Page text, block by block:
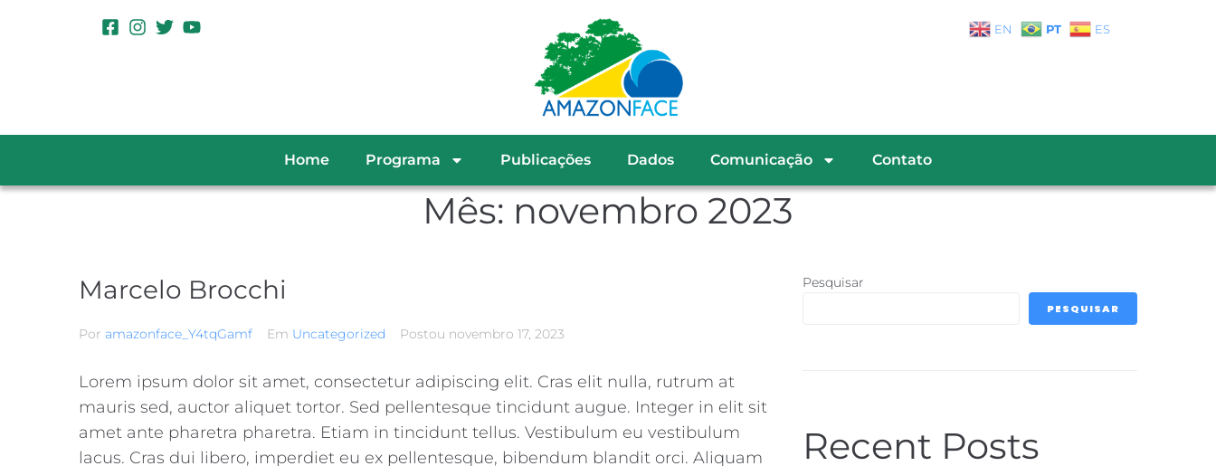
EN PT ES
Home Programa Publicações Dados Comunicação Contato
Mês: novembro 2023
Marcelo Brocchi
Por amazonface_Y4tqGamf Em Uncategorized Postou novembro 17, 2023
Lorem ipsum dolor sit amet, consectetur adipiscing elit. Cras elit nulla, rutrum at
mauris sed, auctor aliquet tortor. Sed pellentesque tincidunt augue. Integer in elit sit
amet ante pharetra pharetra. Etiam in tincidunt tellus. Vestibulum eu vestibulum
lacus. Cras dui libero, imperdiet eu ex pellentesque, bibendum blandit orci. Aliquam
Pesquisar
PESQUISAR
Recent Posts